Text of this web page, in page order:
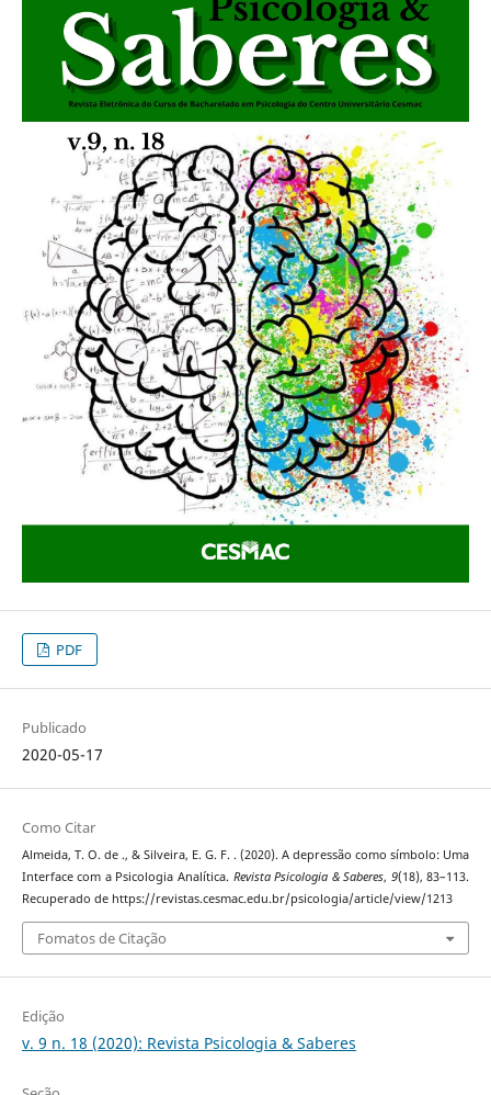
PDF
Publicado
2020-05-17
Como Citar
Almeida, T. O. de ., & Silveira, E. G. F. . (2020). A depressão como símbolo: Uma
Interface com a Psicologia Analítica. Revista Psicologia & Saberes, 9(18), 83–113.
Recuperado de https://revistas.cesmac.edu.br/psicologia/article/view/1213
Fomatos de Citação
Edição
v. 9 n. 18 (2020): Revista Psicologia & Saberes